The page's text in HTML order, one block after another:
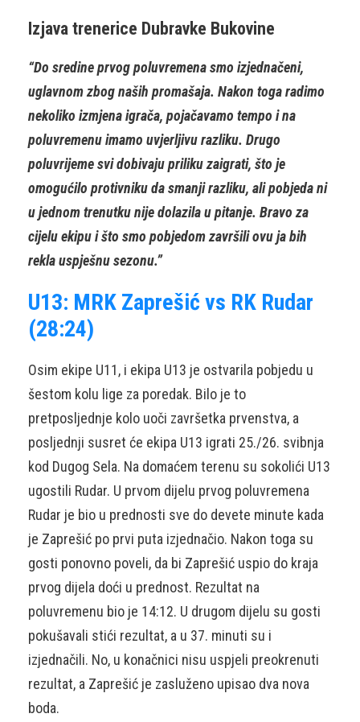
Izjava trenerice Dubravke Bukovine
“Do sredine prvog poluvremena smo izjednačeni,
uglavnom zbog naših promašaja. Nakon toga radimo
nekoliko izmjena igrača, pojačavamo tempo i na
poluvremenu imamo uvjerljivu razliku. Drugo
poluvrijeme svi dobivaju priliku zaigrati, što je
omogućilo protivniku da smanji razliku, ali pobjeda ni
u jednom trenutku nije dolazila u pitanje. Bravo za
cijelu ekipu i što smo pobjedom završili ovu ja bih
rekla uspješnu sezonu.”
U13: MRK Zaprešić vs RK Rudar
(28:24)
Osim ekipe U11, i ekipa U13 je ostvarila pobjedu u
šestom kolu lige za poredak. Bilo je to
pretposljednje kolo uoči završetka prvenstva, a
posljednji susret će ekipa U13 igrati 25./26. svibnja
kod Dugog Sela. Na domaćem terenu su sokolići U13
ugostili Rudar. U prvom dijelu prvog poluvremena
Rudar je bio u prednosti sve do devete minute kada
je Zaprešić po prvi puta izjednačio. Nakon toga su
gosti ponovno poveli, da bi Zaprešić uspio do kraja
prvog dijela doći u prednost. Rezultat na
poluvremenu bio je 14:12. U drugom dijelu su gosti
pokušavali stići rezultat, a u 37. minuti su i
izjednačili. No, u konačnici nisu uspjeli preokrenuti
rezultat, a Zaprešić je zasluženo upisao dva nova
boda.